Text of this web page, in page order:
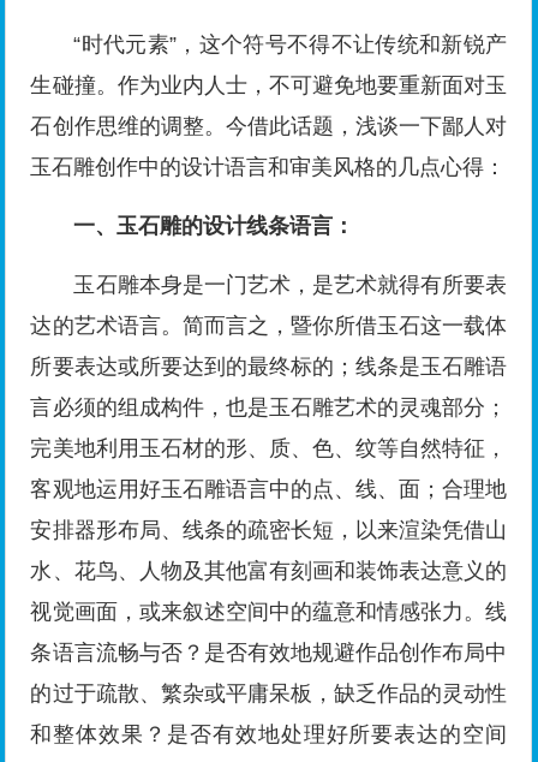
“时代元素”，这个符号不得不让传统和新锐产
生碰撞。作为业内人士，不可避免地要重新面对玉
石创作思维的调整。今借此话题，浅谈一下鄙人对
玉石雕创作中的设计语言和审美风格的几点心得：
一、玉石雕的设计线条语言：
玉石雕本身是一门艺术，是艺术就得有所要表
达的艺术语言。简而言之，暨你所借玉石这一载体
所要表达或所要达到的最终标的；线条是玉石雕语
言必须的组成构件，也是玉石雕艺术的灵魂部分；
完美地利用玉石材的形、质、色、纹等自然特征，
客观地运用好玉石雕语言中的点、线、面；合理地
安排器形布局、线条的疏密长短，以来渲染凭借山
水、花鸟、人物及其他富有刻画和装饰表达意义的
视觉画面，或来叙述空间中的蕴意和情感张力。线
条语言流畅与否？是否有效地规避作品创作布局中
的过于疏散、繁杂或平庸呆板，缺乏作品的灵动性
和整体效果？是否有效地处理好所要表达的空间